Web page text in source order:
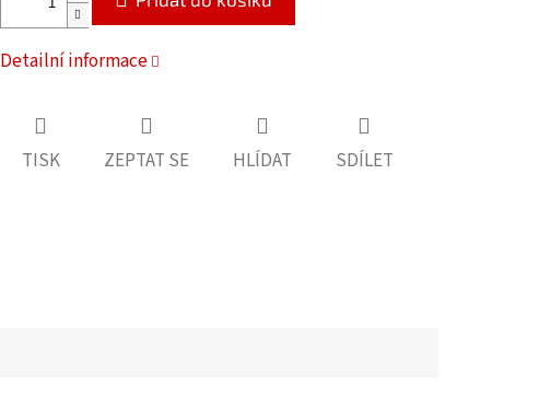
Detailní informace
TISK ZEPTAT SE HLÍDAT SDÍLET